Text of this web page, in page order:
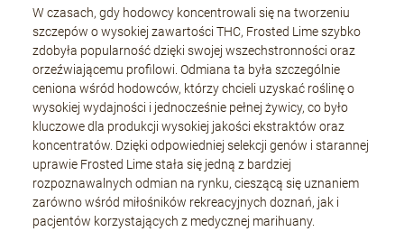
W czasach, gdy hodowcy koncentrowali się na tworzeniu
szczepów o wysokiej zawartości THC, Frosted Lime szybko
zdobyła popularność dzięki swojej wszechstronności oraz
orzeźwiającemu profilowi. Odmiana ta była szczególnie
ceniona wśród hodowców, którzy chcieli uzyskać roślinę o
wysokiej wydajności i jednocześnie pełnej żywicy, co było
kluczowe dla produkcji wysokiej jakości ekstraktów oraz
koncentratów. Dzięki odpowiedniej selekcji genów i starannej
uprawie Frosted Lime stała się jedną z bardziej
rozpoznawalnych odmian na rynku, cieszącą się uznaniem
zarówno wśród miłośników rekreacyjnych doznań, jak i
pacjentów korzystających z medycznej marihuany.